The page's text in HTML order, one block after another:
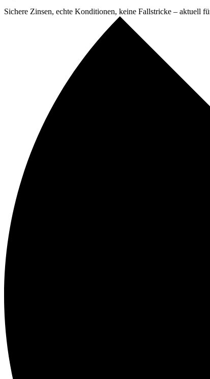
Sichere Zinsen, echte Konditionen, keine Fallstricke – aktuell